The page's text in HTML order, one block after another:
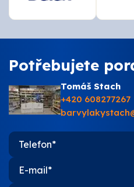
Potřebujete
Tomáš Stach
+420 608277267